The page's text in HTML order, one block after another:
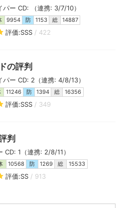
パー CD: （連携: 3/7/10）
9954 防 1153 総 14887
評価:SSS / 422
の評判
パー CD: 2（連携: 4/8/13）
11246 防 1394 総 16356
評価:SSS / 349
判
CD: 1（連携: 2/8/11）
10568 防 1269 総 15533
評価:SS / 913